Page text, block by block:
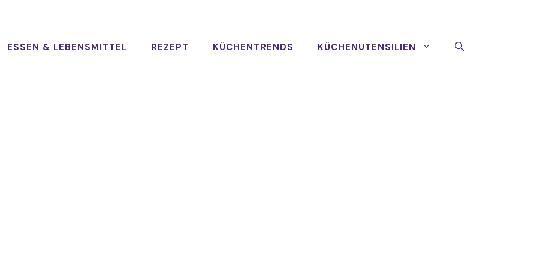
ESSEN & LEBENSMITTEL REZEPT KÜCHENTRENDS KÜCHENUTENSILIEN